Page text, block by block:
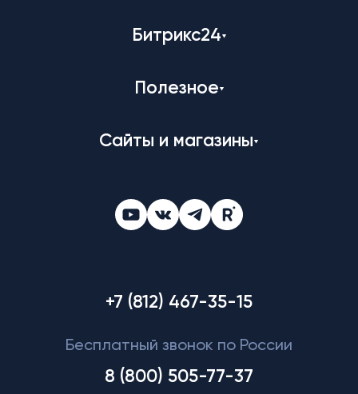
Битрикс24
Полезное
Сайты и магазины
+7 (812) 467-35-15
Бесплатный звонок по России
8 (800) 505-77-37